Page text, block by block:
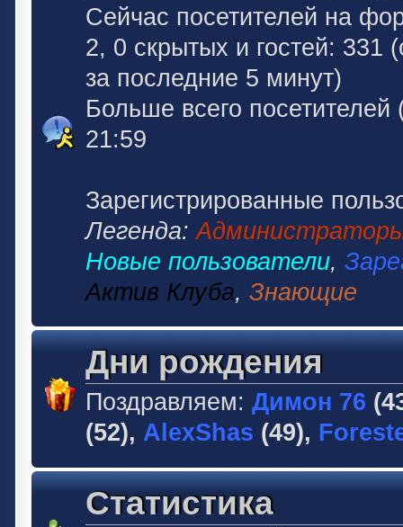
Сейчас посетителей на
2, 0 скрытых и гостей: 331
за последние 5 минут)
Больше всего посетителей
21:59
Зарегистрированные
Легенда:
Новые пользователи,
Актив Клуба, Знающие
Дни рождения
Поздравляем: Димон 76
(52), AlexShas (49),
Статистика